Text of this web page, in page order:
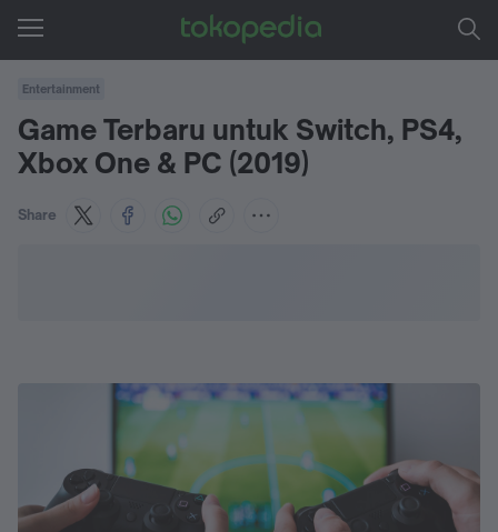
Entertainment
Game Terbaru untuk Switch, PS4,
Xbox One & PC (2019)
Share